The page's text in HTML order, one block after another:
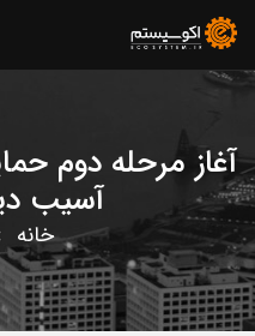
آغاز مرحله دوم
آسیب
خانه